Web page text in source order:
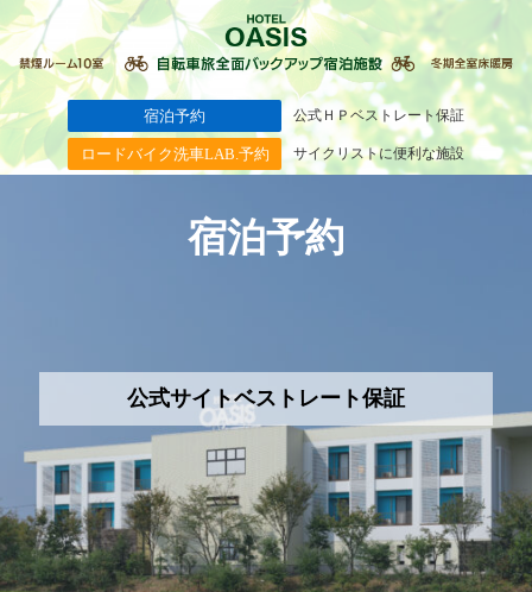
宿泊予約 公式ＨＰベストレート保証
ロードバイク洗車LAB.予約 サイクリストに便利な施設
宿泊予約
公式サイトベストレート保証